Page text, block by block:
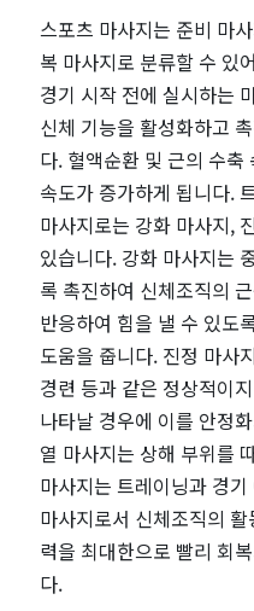
정
보
공
유
스포츠 마사지는 준비 마
복 마사지로 분류할 수 있
경기 시작 전에 실시하는
신체 기능을 활성화하고
다. 혈액순환 및 근의 수
속도가 증가하게 됩니다.
마사지로는 강화 마사지,
있습니다. 강화 마사지는
록 촉진하여 신체조직의
반응하여 힘을 낼 수 있도
도움을 줍니다. 진정 마사
경련 등과 같은 정상적이
나타날 경우에 이를 안정
열 마사지는 상해 부위를
마사지는 트레이닝과 경
마사지로서 신체조직의
력을 최대한으로 빨리 회
다.